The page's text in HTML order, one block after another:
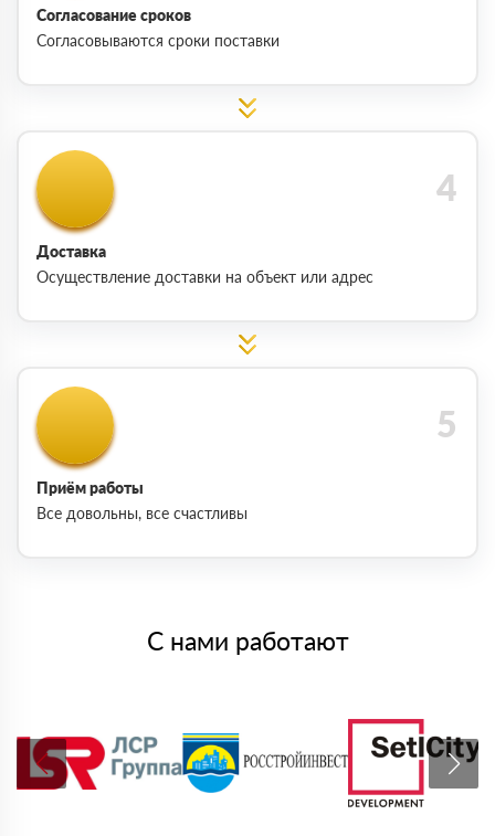
Согласование сроков
Согласовываются сроки поставки
Доставка
Осуществление доставки на объект или адрес
Приём работы
Все довольны, все счастливы
С нами работают